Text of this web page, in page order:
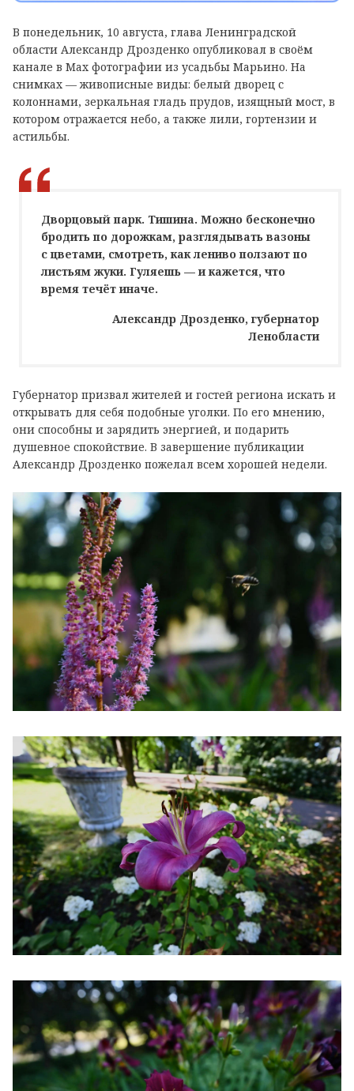
В понедельник, 10 августа, глава Ленинградской
области Александр Дрозденко опубликовал в своём
канале в Max фотографии из усадьбы Марьино. На
снимках — живописные виды: белый дворец с
колоннами, зеркальная гладь прудов, изящный мост, в
котором отражается небо, а также лили, гортензии и
астильбы.
Дворцовый парк. Тишина. Можно бесконечно
бродить по дорожкам, разглядывать вазоны
с цветами, смотреть, как лениво ползают по
листьям жуки. Гуляешь — и кажется, что
время течёт иначе.
Александр Дрозденко, губернатор
Ленобласти
Губернатор призвал жителей и гостей региона искать и
открывать для себя подобные уголки. По его мнению,
они способны и зарядить энергией, и подарить
душевное спокойствие. В завершение публикации
Александр Дрозденко пожелал всем хорошей недели.